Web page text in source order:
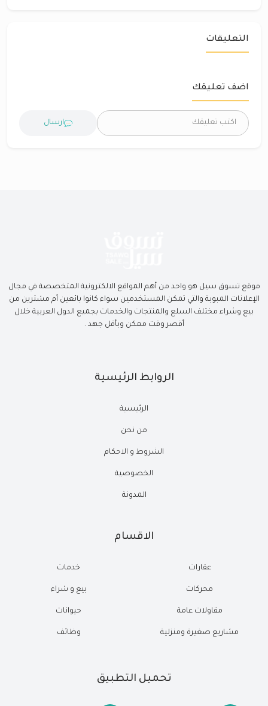
التعليقات
اضف تعليقك
ارسال
موقع تسوق سيل هو واحد من أهم المواقع الالكترونية المتخصصة في مجال
الإعلانات المبوبة والتي تمكن المستخدمين سواء كانوا بائعين أم مشترين من
بيع وشراء مختلف السلع والمنتجات والخدمات بجميع الدول العربية خلال
أقصر وقت ممكن وبأقل جهد .
الروابط الرئيسية
الرئيسية
من نحن
الشروط و الاحكام
الخصوصية
المدونة
الاقسام
عقارات
محركات
مقاولات عامة
مشاريع صغيرة ومنزلية
خدمات
بيع و شراء
حيوانات
وظائف
تحميل التطبيق